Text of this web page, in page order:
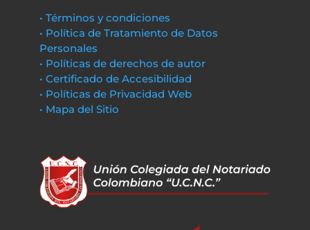
• Términos y condiciones
• Política de Tratamiento de Datos
Personales
• Políticas de derechos de autor
• Certificado de Accesibilidad
• Políticas de Privacidad Web
• Mapa del Sitio